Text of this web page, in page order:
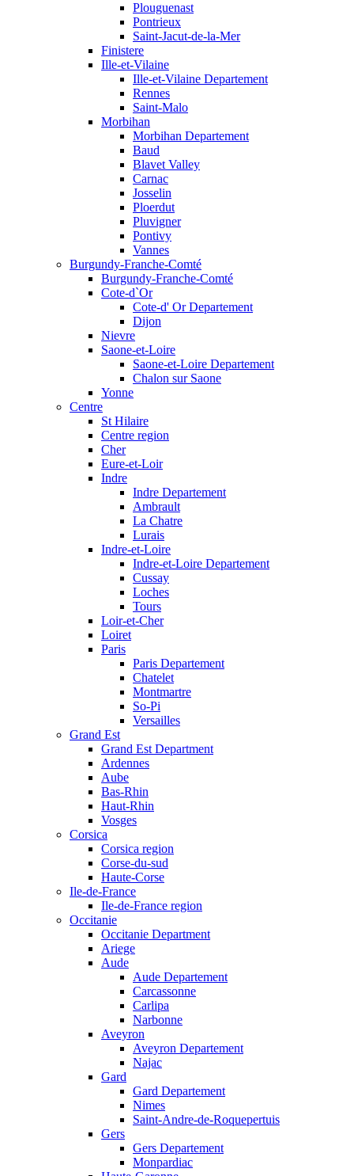
Plouguenast
Pontrieux
Saint-Jacut-de-la-Mer
Finistere
Ille-et-Vilaine
Ille-et-Vilaine Departement
Rennes
Saint-Malo
Morbihan
Morbihan Departement
Baud
Blavet Valley
Carnac
Josselin
Ploerdut
Pluvigner
Pontivy
Vannes
Burgundy-Franche-Comté
Burgundy-Franche-Comté
Cote-d`Or
Cote-d' Or Departement
Dijon
Nievre
Saone-et-Loire
Saone-et-Loire Departement
Chalon sur Saone
Yonne
Centre
St Hilaire
Centre region
Cher
Eure-et-Loir
Indre
Indre Departement
Ambrault
La Chatre
Lurais
Indre-et-Loire
Indre-et-Loire Departement
Cussay
Loches
Tours
Loir-et-Cher
Loiret
Paris
Paris Departement
Chatelet
Montmartre
So-Pi
Versailles
Grand Est
Grand Est Department
Ardennes
Aube
Bas-Rhin
Haut-Rhin
Vosges
Corsica
Corsica region
Corse-du-sud
Haute-Corse
Ile-de-France
Ile-de-France region
Occitanie
Occitanie Department
Ariege
Aude
Aude Departement
Carcassonne
Carlipa
Narbonne
Aveyron
Aveyron Departement
Najac
Gard
Gard Departement
Nimes
Saint-Andre-de-Roquepertuis
Gers
Gers Departement
Monpardiac